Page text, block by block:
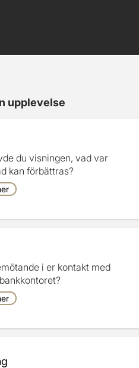
upplevelse
du visningen, vad var
kan förbättras?
i er kontakt med